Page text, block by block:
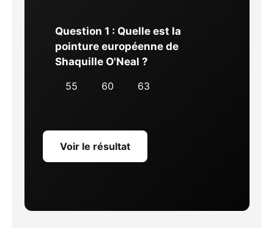
Question 1 : Quelle est la
pointure européenne de
Shaquille O'Neal ?
55
60 63
Voir le résultat